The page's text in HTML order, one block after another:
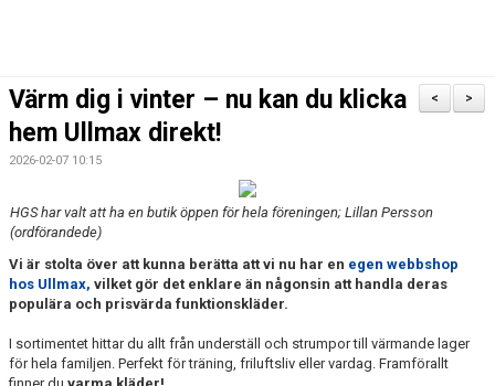
VISION & UPPFÖRANDE
REGISTERUTDRAG
AVGIFTER & DATUM
FÖRENINGSKLÄDER
KALENDER
>
<
Värm dig i vinter – nu kan du klicka
hem Ullmax direkt!
2026-02-07 10:15
HGS har valt att ha en butik öppen för hela föreningen; Lillan Persson
(ordförandede)
Vi är stolta över att kunna berätta att vi nu har en egen webbshop
hos Ullmax, vilket gör det enklare än någonsin att handla deras
populära och prisvärda funktionskläder.
I sortimentet hittar du allt från underställ och strumpor till värmande lager
för hela familjen. Perfekt för träning, friluftsliv eller vardag. Framförallt